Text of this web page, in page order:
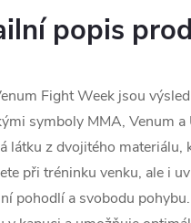
popis
Fight Week jsou
symboly MMA, Venum
látku z dvojitého materiálu,
při tréninku venku, ale i
pohodlí a svobodu